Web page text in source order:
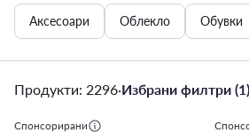
Аксесоари Облекло Обувки
Продукти: 2296·Избрани филтри (1)
Спонсорирани